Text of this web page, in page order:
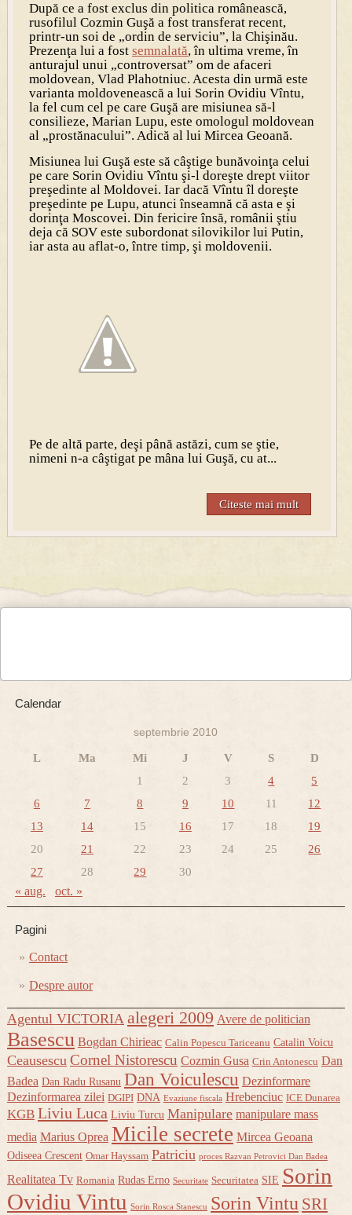
După ce a fost exclus din politica românească,
rusofilul Cozmin Guşă a fost transferat recent,
printr-un soi de „ordin de serviciu”, la Chişinău.
Prezenţa lui a fost semnalată, în ultima vreme, în
anturajul unui „controversat” om de afaceri
moldovean, Vlad Plahotniuc. Acesta din urmă este
varianta moldovenească a lui Sorin Ovidiu Vîntu,
la fel cum cel pe care Guşă are misiunea să-l
consilieze, Marian Lupu, este omologul moldovean
al „prostănacului”. Adică al lui Mircea Geoană.
Misiunea lui Guşă este să câştige bunăvoinţa celui
pe care Sorin Ovidiu Vîntu şi-l doreşte drept viitor
preşedinte al Moldovei. Iar dacă Vîntu îl doreşte
preşedinte pe Lupu, atunci înseamnă că asta e şi
dorinţa Moscovei. Din fericire însă, românii ştiu
deja că SOV este subordonat silovikilor lui Putin,
iar asta au aflat-o, între timp, şi moldovenii.
Pe de altă parte, deşi până astăzi, cum se ştie,
nimeni n-a câştigat pe mâna lui Guşă, cu at...
Citeste mai mult
Calendar
septembrie 2010
L Ma Mi J V S
D
1
2 3 4
5
6
7 8 9 10 11
12
13
14 15 16 17 18
19
20
21 22 23 24 25
26
27
28 29 30
« aug. oct. »
Pagini
Contact
Despre autor
Agentul VICTORIA alegeri 2009 Avere de politician
Basescu Bogdan Chirieac Calin Popescu Tariceanu Catalin Voicu
Ceausescu Cornel Nistorescu Cozmin Gusa Crin Antonescu Dan
Badea Dan Radu Rusanu Dan Voiculescu Dezinformare
Dezinformarea zilei DGIPI DNA Evaziune fiscala Hrebenciuc ICE Dunarea
KGB Liviu Luca Liviu Turcu Manipulare manipulare mass
media Marius Oprea Micile secrete Mircea Geoana
Odiseea Crescent Omar Hayssam Patriciu proces Razvan Petrovici Dan Badea
Realitatea Tv Romania Rudas Erno Securitate Securitatea SIE Sorin
Ovidiu Vintu Sorin Rosca Stanescu Sorin Vintu SRI